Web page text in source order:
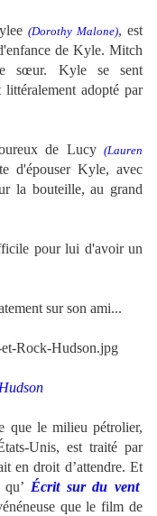
(Dorothy Malone), est
de Kyle. Mitch
sœur. Kyle se sent
adopté par
de Lucy (Lauren
d'épouser Kyle, avec
la bouteille, au grand
pour lui d'avoir un
sur son ami...
que le milieu pétrolier,
Unis, est traité par
en droit d’attendre. Et
Écrit sur du vent
que le film de